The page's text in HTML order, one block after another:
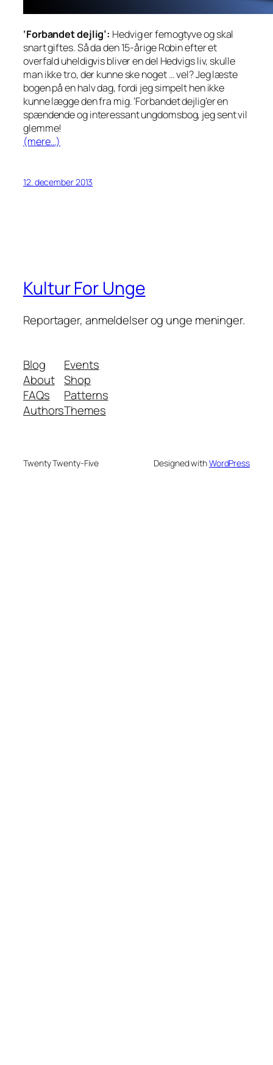
‘Forbandet dejlig’: Hedvig er femogtyve og skal
snart giftes. Så da den 15-årige Robin efter et
overfald uheldigvis bliver en del Hedvigs liv, skulle
man ikke tro, der kunne ske noget … vel? Jeg læste
bogen på en halv dag, fordi jeg simpelt hen ikke
kunne lægge den fra mig. ‘Forbandet dejlig’er en
spændende og interessant ungdomsbog, jeg sent vil
glemme!
(mere…)
12. december 2013
Kultur For Unge
Reportager, anmeldelser og unge meninger.
Blog
About
FAQs
Authors
Events
Shop
Patterns
Themes
Twenty Twenty-Five Designed withWordPress